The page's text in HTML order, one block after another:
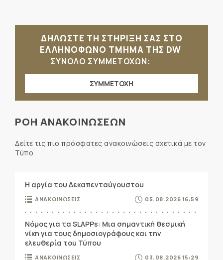
ΔΗΛΩΣΤΕ ΤΗ ΣΤΗΡΙΞΗ ΣΑΣ ΣΤΟ
ΕΛΛΗΝΟΦΩΝΟ ΤΜΗΜΑ ΤΗΣ DW
ΣΥΝΟΛΟ ΣΥΜΜΕΤΟΧΩΝ:
ΣΥΜΜΕΤΟΧΗ
ΡΟΗ ΑΝΑΚΟΙΝΩΣΕΩΝ
Δείτε τις πιο πρόσφατες ανακοινώσεις σχετικά με τον
Τύπο.
Η αργία του Δεκαπενταύγουστου
ΑΝΑΚΟΙΝΩΣΕΙΣ 05.08.2026 16:59
Νόμος για τα SLAPPs: Μια σημαντική θεσμική
νίκη για τους δημοσιογράφους και την
ελευθερία του Τύπου
ΑΝΑΚΟΙΝΩΣΕΙΣ 03.08.2026 15:29